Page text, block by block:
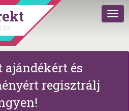
óta
ajándékért és
regisztrálj